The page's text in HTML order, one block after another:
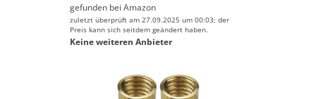
gefunden bei Amazon
zuletzt überprüft am 27.09.2025 um 00:03; der
Preis kann sich seitdem geändert haben.
Keine weiteren Anbieter